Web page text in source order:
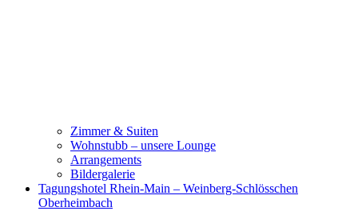
Zimmer & Suiten
Wohnstubb – unsere Lounge
Arrangements
Bildergalerie
Tagungshotel Rhein-Main – Weinberg-Schlösschen
Oberheimbach